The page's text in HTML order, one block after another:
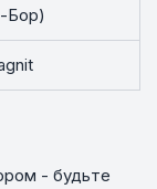
Бор)
- будьте